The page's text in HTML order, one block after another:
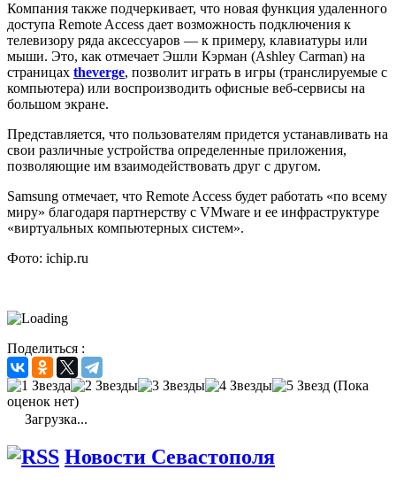
Компания также подчеркивает, что новая функция удаленного
доступа Remote Access дает возможность подключения к
телевизору ряда аксессуаров — к примеру, клавиатуры или
мыши. Это, как отмечает Эшли Кэрман (Ashley Carman) на
страницах theverge, позволит играть в игры (транслируемые с
компьютера) или воспроизводить офисные веб-сервисы на
большом экране.
Представляется, что пользователям придется устанавливать на
свои различные устройства определенные приложения,
позволяющие им взаимодействовать друг с другом.
Samsung отмечает, что Remote Access будет работать «по всему
миру» благодаря партнерству с VMware и ее инфраструктуре
«виртуальных компьютерных систем».
Фото: ichip.ru
Поделиться :
(Пока
оценок нет)
Загрузка...
Новости Севастополя